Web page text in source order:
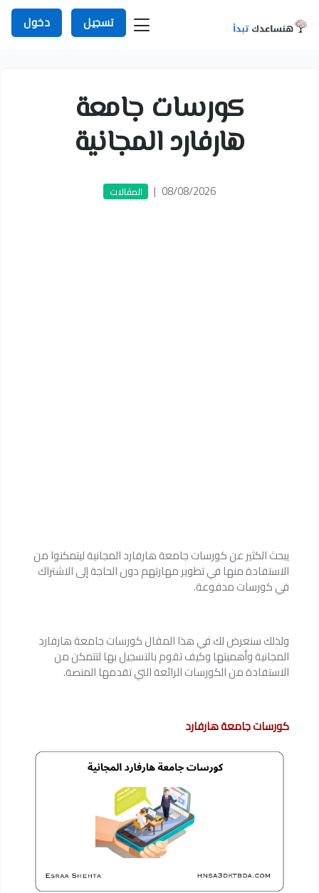
تسجيل دخول
كورسات جامعة
هارفارد المجانية
08/08/2026
| المقالات
يبحث الكثير عن كورسات جامعة هارفارد المجانية ليتمكنوا من
الاستفادة منها في تطوير مهارتهم دون الحاجة إلى الاشتراك
في كورسات مدفوعة.
ولذلك سنعرض لك في هذا المقال كورسات جامعة هارفارد
المجانية وأهميتها وكيف تقوم بالتسجيل بها لتتمكن من
الاستفادة من الكورسات الرائعة التي تقدمها المنصة.
كورسات جامعة هارفارد